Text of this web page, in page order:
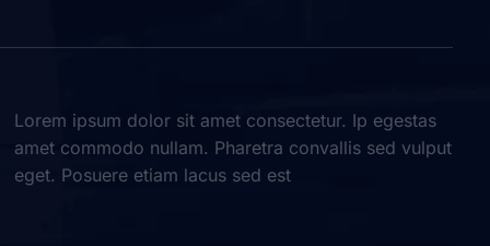
Lorem ipsum dolor sit amet consectetur. Ip egestas
amet commodo nullam. Pharetra convallis sed vulput
eget. Posuere etiam lacus sed est